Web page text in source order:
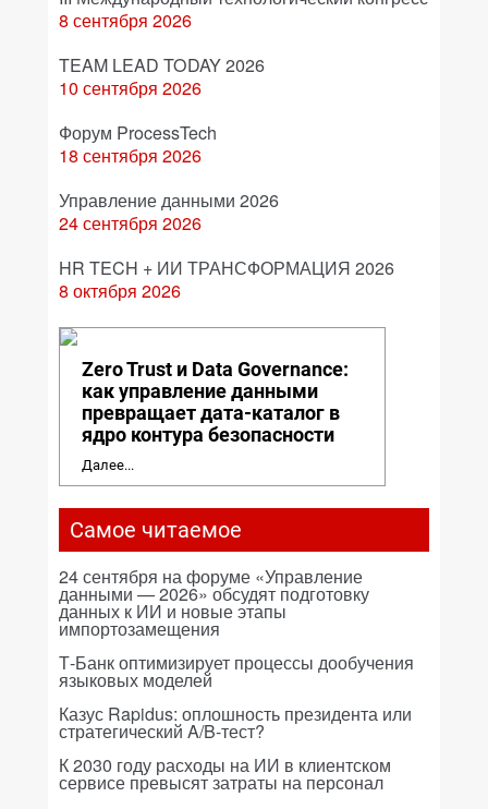
8 сентября 2026
TEAM LEAD TODAY 2026
10 сентября 2026
Форум ProcessTech
18 сентября 2026
Управление данными 2026
24 сентября 2026
HR TECH + ИИ ТРАНСФОРМАЦИЯ 2026
8 октября 2026
Zero Trust и Data Governance:
как управление данными
превращает дата-каталог в
ядро контура безопасности
Далее...
Самое читаемое
24 сентября на форуме «Управление
данными — 2026» обсудят подготовку
данных к ИИ и новые этапы
импортозамещения
Т-Банк оптимизирует процессы дообучения
языковых моделей
Казус Rapidus: оплошность президента или
стратегический A/B-тест?
К 2030 году расходы на ИИ в клиентском
сервисе превысят затраты на персонал